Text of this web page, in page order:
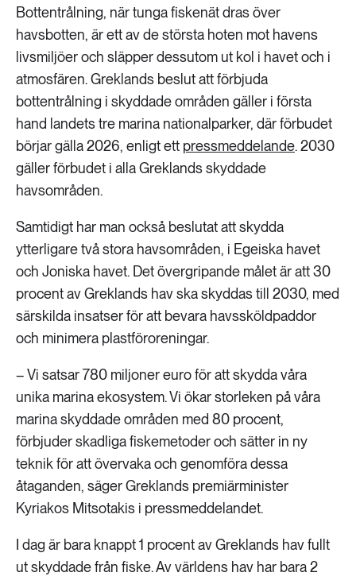
Vatten
Bottentrålning, när tunga fiskenät dras över
havsbotten, är ett av de största hoten mot havens
livsmiljöer och släpper dessutom ut kol i havet och i
atmosfären. Greklands beslut att förbjuda
bottentrålning i skyddade områden gäller i första
hand landets tre marina nationalparker, där förbudet
börjar gälla 2026, enligt ett pressmeddelande. 2030
gäller förbudet i alla Greklands skyddade
havsområden.
Samtidigt har man också beslutat att skydda
ytterligare två stora havsområden, i Egeiska havet
och Joniska havet. Det övergripande målet är att 30
procent av Greklands hav ska skyddas till 2030, med
särskilda insatser för att bevara havssköldpaddor
och minimera plastföroreningar.
– Vi satsar 780 miljoner euro för att skydda våra
unika marina ekosystem. Vi ökar storleken på våra
marina skyddade områden med 80 procent,
förbjuder skadliga fiskemetoder och sätter in ny
teknik för att övervaka och genomföra dessa
åtaganden, säger Greklands premiärminister
Kyriakos Mitsotakis i pressmeddelandet.
I dag är bara knappt 1 procent av Greklands hav fullt
ut skyddade från fiske. Av världens hav har bara 2